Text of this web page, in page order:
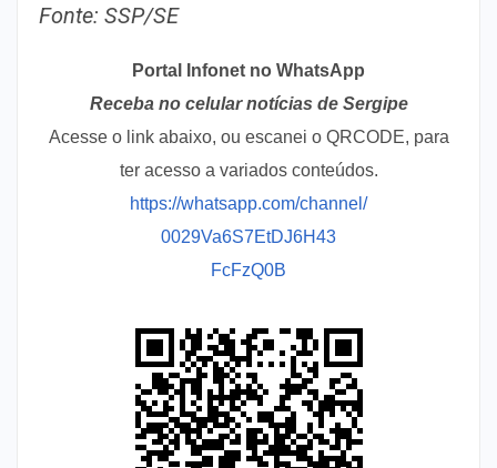
Fonte: SSP/SE
Portal Infonet no WhatsApp
Receba no celular notícias de Sergipe
Acesse o link abaixo, ou escanei o QRCODE, para
ter acesso a variados conteúdos.
https://whatsapp.com/channel/
0029Va6S7EtDJ6H43
FcFzQ0B